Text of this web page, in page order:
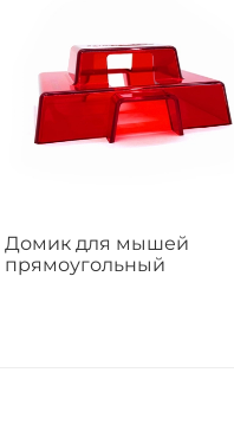
Домик для мышей
прямоугольный